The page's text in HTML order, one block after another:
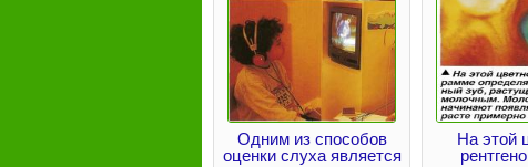
Одним из способов
оценки слуха является
На этой